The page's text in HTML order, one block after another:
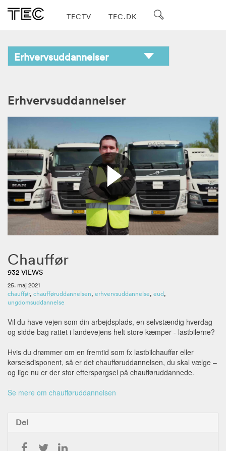
TECTV TEC.DK
Erhvervsuddannelser
Chauffør
932 VIEWS
25. maj 2021
chauffør, chaufføruddannelsen, erhvervsuddannelse, eud,
ungdomsuddannelse
Vil du have vejen som din arbejdsplads, en selvstændig hverdag
og sidde bag rattet i landevejens helt store kæmper - lastbilerne?
Hvis du drømmer om en fremtid som fx lastbilchauffør eller
kørselsdisponent, så er det chaufføruddannelsen, du skal vælge –
og lige nu er der stor efterspørgsel på chaufføruddannede.
Se mere om chaufføruddannelsen
Del